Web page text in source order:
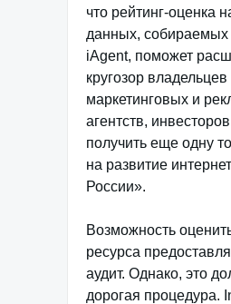
что рейтинг-оценка
данных,
iAgent, поможет
кругозор
маркетинговых и
агентств,
получить еще одну
на развитие
России».
Возможность
ресурса
аудит. Однако, это
дорогая процедура.